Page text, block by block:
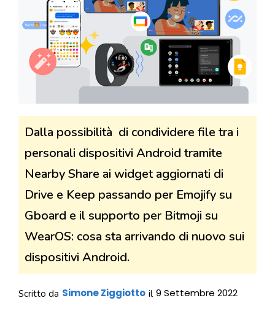
Dalla possibilità di condividere file tra i
personali dispositivi Android tramite
Nearby Share ai widget aggiornati di
Drive e Keep passando per Emojify su
Gboard e il supporto per Bitmoji su
WearOS: cosa sta arrivando di nuovo sui
dispositivi Android.
Scritto da Simone Ziggiotto il 9 Settembre 2022